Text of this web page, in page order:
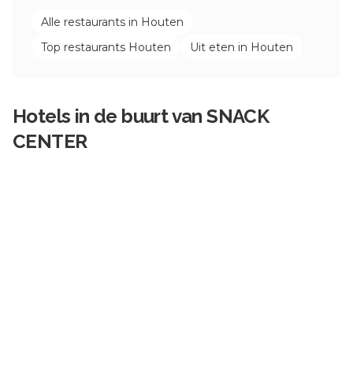
Alle restaurants in Houten
Top restaurants Houten Uit eten in Houten
Hotels in de buurt vanSNACK
CENTER